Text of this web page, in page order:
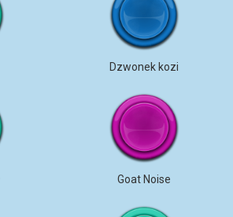
Dzwonek kozi
Goat Noise